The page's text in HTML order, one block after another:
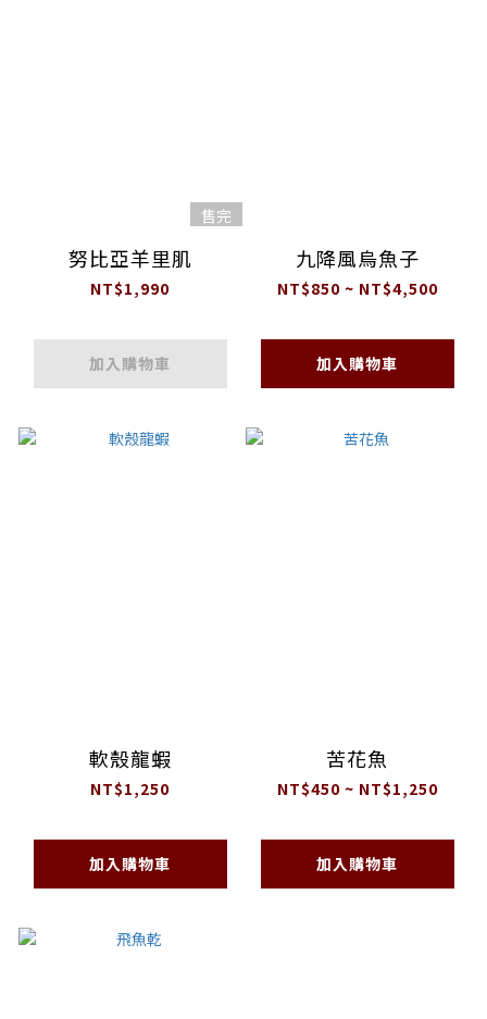
售完
努比亞羊里肌
NT$1,990
加入購物車
九降風烏魚子
NT$850 ~ NT$4,500
加入購物車
軟殼龍蝦
NT$1,250
加入購物車
苦花魚
NT$450 ~ NT$1,250
加入購物車